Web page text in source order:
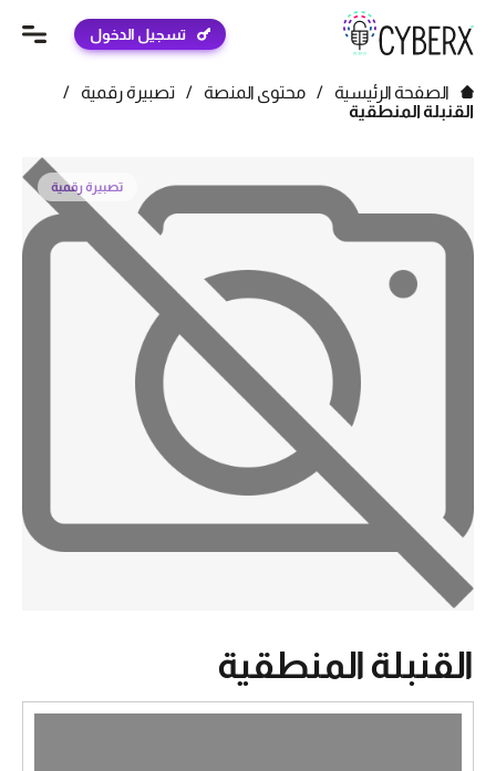
تسجيل الدخول
الصفحة الرئيسية / محتوى المنصة / تصبيرة رقمية
/
القنبلة المنطقية
تصبيرة رقمية
القنبلة المنطقية